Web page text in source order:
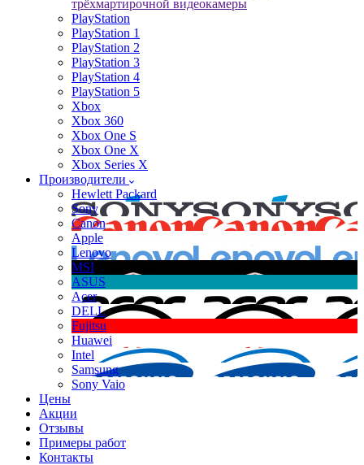
трёхмартирочной видеокамеры
PlayStation
PlayStation 1
PlayStation 2
PlayStation 3
PlayStation 4
PlayStation 5
Xbox
Xbox 360
Xbox One S
Xbox One X
Xbox Series X
Производители
Hewlett Packard
Sony
Canon
Apple
Lenovo
MSI
ASUS
Acer
DELL
Fujitsu
Huawei
Intel
Samsung
Sony Vaio
Цены
Акции
Отзывы
Примеры работ
Контакты